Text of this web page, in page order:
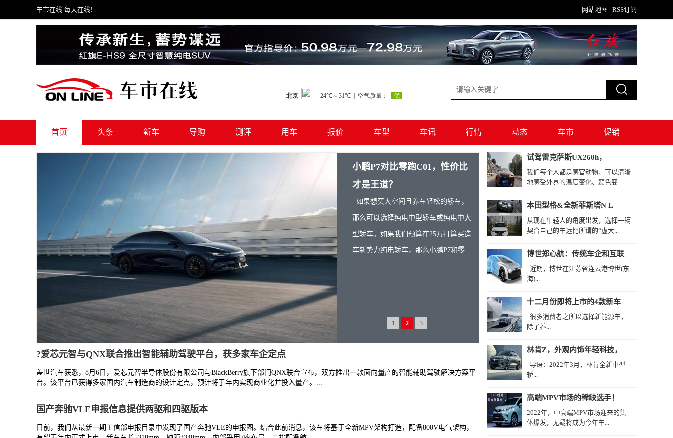
车市在线-每天在线! 网站地图 | RSS订阅
首页 头条 新车 导购 测评 用车 报价 车型 车讯 行情 动态 车市 促销
聚焦
小鹏P7对比零跑C01，性价比
才是王道？
如果想买大空间且养车轻松的轿车，
那么可以选择纯电中型轿车或纯电中大
型轿车。如果我们预算在25万打算买造
车新势力纯电轿车，那么小鹏P7和零...
1 2 3
?爱芯元智与QNX联合推出智能辅助驾驶平台，获多家车企定点
盖世汽车获悉，8月6日，爱芯元智半导体股份有限公司与BlackBerry旗下部门QNX联合宣布，双方推出一款面向量产的智能辅助驾驶解决方案平
台。该平台已获得多家国内汽车制造商的设计定点，预计将于年内实现商业化并投入量产。...
国产奔驰VLE申报信息提供两驱和四驱版本
日前，我们从最新一期工信部申报目录中发现了国产奔驰VLE的申报图。结合此前消息，该车将基于全新MPV架构打造，配备800V电气架构，
试驾雷克萨斯UX260h，
我们每个人都是感官动物，可以清晰
地感受外界的温度变化、颜色变...
本田型格&全新菲斯塔N L
从现在年轻人的角度出发，选择一辆
契合自己的车远比所谓的“虚大...
博世郑心航：传统车企和互联
近期，博世在江苏省连云港博世(东
海)...
十二月份即将上市的4款新车
很多消费者之所以选择新能源车，
除了养...
林肯Z，外观内饰年轻科技，
导语：2022年3月，林肯全新中型
轿...
高端MPV市场的稀缺选手！
2022年，中高端MPV市场迎来的集
体爆发，无疑将成为今年车...